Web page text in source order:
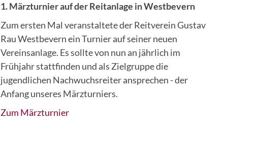
1. Märzturnier auf der Reitanlage in Westbevern
Zum ersten Mal veranstaltete der Reitverein Gustav
Rau Westbevern ein Turnier auf seiner neuen
Vereinsanlage. Es sollte von nun an jährlich im
Frühjahr stattfinden und als Zielgruppe die
jugendlichen Nachwuchsreiter ansprechen - der
Anfang unseres Märzturniers.
Zum Märzturnier